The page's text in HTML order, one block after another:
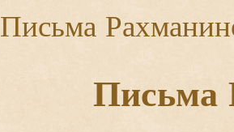
Письма
Письма